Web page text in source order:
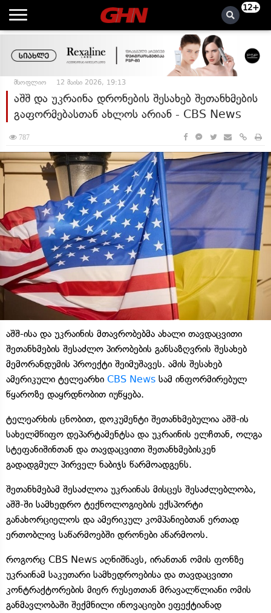
12+
მსოფლიო 12 მაისი 2026, 19:13
აშშ და უკრაინა დრონების შესახებ შეთანხმების
გაფორმებასთან ახლოს არიან - CBS News
787
აშშ-ისა და უკრაინის მთავრობებმა ახალი თავდაცვითი
შეთანხმების შესაძლო პირობების განსაზღვრის შესახებ
მემორანდუმის პროექტი შეიმუშავეს. ამის შესახებ
ამერიკული ტელეარხი CBS News სამ ინფორმირებულ
წყაროზე დაყრდნობით იუწყება.
ტელეარხის ცნობით, დოკუმენტი შეთანხმებულია აშშ-ის
სახელმწიფო დეპარტამენტსა და უკრაინის ელჩთან, ოლგა
სტეფანიშინთან და თავდაცვითი შეთანხმებისკენ
გადადგმულ პირველ ნაბიჯს წარმოადგენს.
შეთანხმებამ შესაძლოა უკრაინას მისცეს შესაძლებლობა,
აშშ-ში სამხედრო ტექნოლოგიების ექსპორტი
განახორციელოს და ამერიკულ კომპანიებთან ერთად
ერთობლივ საწარმოებში დრონები აწარმოოს.
როგორც CBS News აღნიშნავს, ირანთან ომის ფონზე
უკრაინამ საკუთარი სამხედროებისა და თავდაცვითი
კონტრაქტორების მიერ რუსეთთან მრავალწლიანი ომის
განმავლობაში შექმნილი ინოვაციები ეფექტიანად